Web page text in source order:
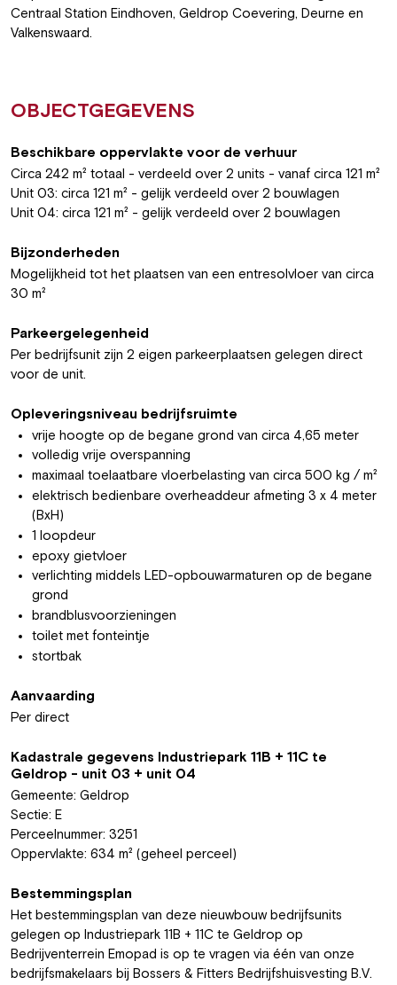
Centraal Station Eindhoven, Geldrop Coevering, Deurne en
Valkenswaard.
OBJECTGEGEVENS
Beschikbare oppervlakte voor de verhuur
Circa 242 m² totaal - verdeeld over 2 units - vanaf circa 121 m²
Unit 03: circa 121 m² - gelijk verdeeld over 2 bouwlagen
Unit 04: circa 121 m² - gelijk verdeeld over 2 bouwlagen
Bijzonderheden
Mogelijkheid tot het plaatsen van een entresolvloer van circa
30 m²
Parkeergelegenheid
Per bedrijfsunit zijn 2 eigen parkeerplaatsen gelegen direct
voor de unit.
Opleveringsniveau bedrijfsruimte
vrije hoogte op de begane grond van circa 4,65 meter
volledig vrije overspanning
maximaal toelaatbare vloerbelasting van circa 500 kg / m²
elektrisch bedienbare overheaddeur afmeting 3 x 4 meter
(BxH)
1 loopdeur
epoxy gietvloer
verlichting middels LED-opbouwarmaturen op de begane
grond
brandblusvoorzieningen
toilet met fonteintje
stortbak
Aanvaarding
Per direct
Kadastrale gegevens Industriepark 11B + 11C te
Geldrop - unit 03 + unit 04
Gemeente: Geldrop
Sectie: E
Perceelnummer: 3251
Oppervlakte: 634 m² (geheel perceel)
Bestemmingsplan
Het bestemmingsplan van deze nieuwbouw bedrijfsunits
gelegen op Industriepark 11B + 11C te Geldrop op
Bedrijventerrein Emopad is op te vragen via één van onze
bedrijfsmakelaars bij Bossers & Fitters Bedrijfshuisvesting B.V.